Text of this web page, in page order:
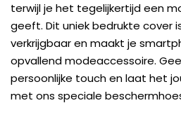
terwijl je het tegelijkertijd een
geeft. Dit uniek bedrukte cover
verkrijgbaar en maakt je
opvallend modeaccessoire.
persoonlijke touch en laat het
met ons speciale